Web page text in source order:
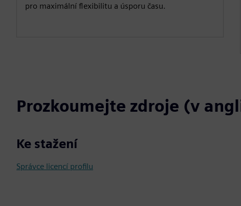
pro maximální flexibilitu a úsporu času.
Prozkoumejte zdroje (v
Ke stažení
Správce licencí profilu